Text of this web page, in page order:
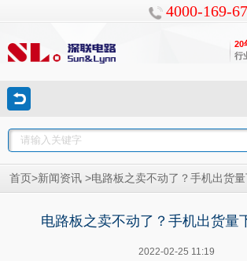
4000-169-
20
行
首页 >新闻资讯 >电路板之卖不动了？手机出货量
电路板之卖不动了？手机出货量
2022-02-25 11:19